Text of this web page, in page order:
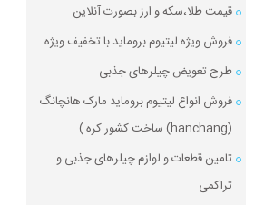
قیمت طلا،سکه و ارز بصورت آنلاین
فروش ویژه لیتیوم بروماید با تخفیف ویژه
طرح تعویض چیلرهای جذبی
فروش انواع لیتیوم بروماید مارک هانچانگ
(hanchang) ساخت کشور کره )
تامین قطعات و لوازم چیلرهای جذبی و
تراکمی